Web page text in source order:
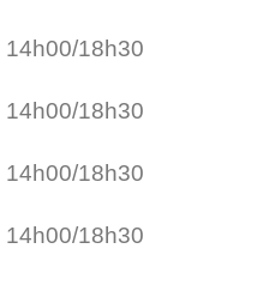
14h00/18h30
14h00/18h30
14h00/18h30
14h00/18h30